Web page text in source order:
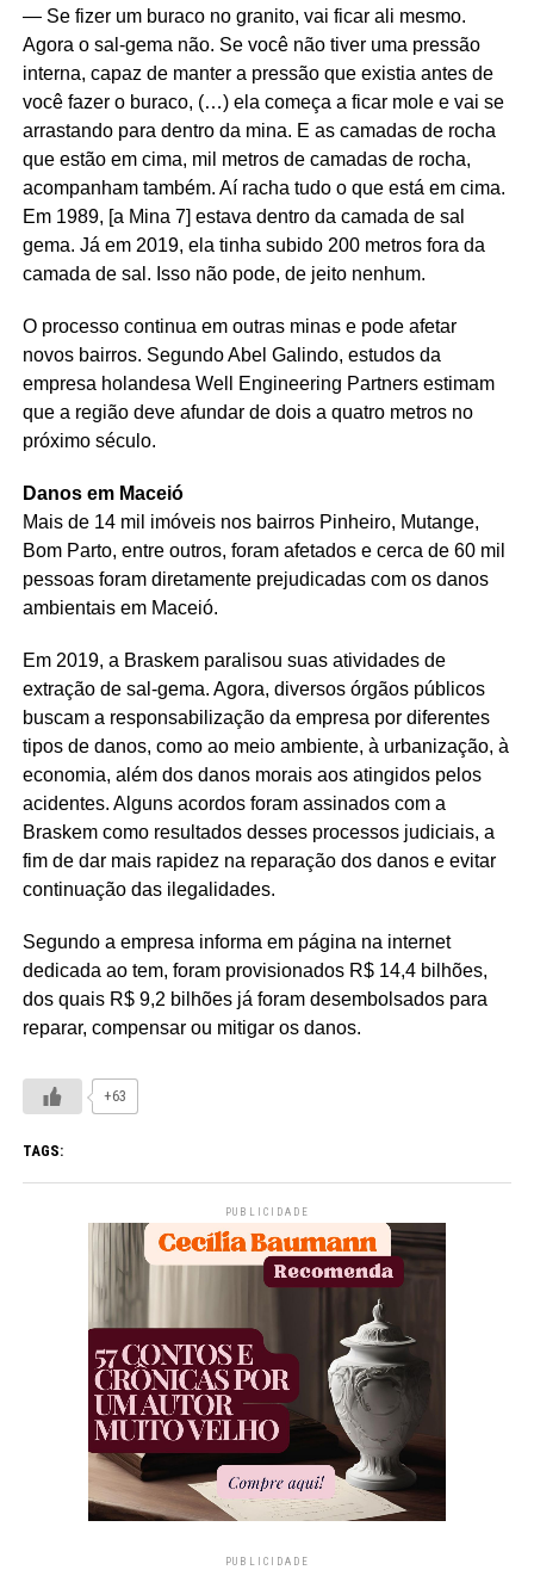
— Se fizer um buraco no granito, vai ficar ali mesmo.
Agora o sal-gema não. Se você não tiver uma pressão
interna, capaz de manter a pressão que existia antes de
você fazer o buraco, (…) ela começa a ficar mole e vai se
arrastando para dentro da mina. E as camadas de rocha
que estão em cima, mil metros de camadas de rocha,
acompanham também. Aí racha tudo o que está em cima.
Em 1989, [a Mina 7] estava dentro da camada de sal
gema. Já em 2019, ela tinha subido 200 metros fora da
camada de sal. Isso não pode, de jeito nenhum.
O processo continua em outras minas e pode afetar
novos bairros. Segundo Abel Galindo, estudos da
empresa holandesa Well Engineering Partners estimam
que a região deve afundar de dois a quatro metros no
próximo século.
Danos em Maceió
Mais de 14 mil imóveis nos bairros Pinheiro, Mutange,
Bom Parto, entre outros, foram afetados e cerca de 60 mil
pessoas foram diretamente prejudicadas com os danos
ambientais em Maceió.
Em 2019, a Braskem paralisou suas atividades de
extração de sal-gema. Agora, diversos órgãos públicos
buscam a responsabilização da empresa por diferentes
tipos de danos, como ao meio ambiente, à urbanização, à
economia, além dos danos morais aos atingidos pelos
acidentes. Alguns acordos foram assinados com a
Braskem como resultados desses processos judiciais, a
fim de dar mais rapidez na reparação dos danos e evitar
continuação das ilegalidades.
Segundo a empresa informa em página na internet
dedicada ao tem, foram provisionados R$ 14,4 bilhões,
dos quais R$ 9,2 bilhões já foram desembolsados para
reparar, compensar ou mitigar os danos.
+63
TAGS:
PUBLICIDADE
PUBLICIDADE